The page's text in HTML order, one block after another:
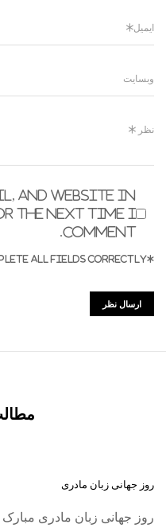
and website in
the next time I
comment.
*PLEASE COMPLETE ALL FIELDS CORRECTLY
روز جهانی زبان مادری
روز جهانی زبان مادری مبارک